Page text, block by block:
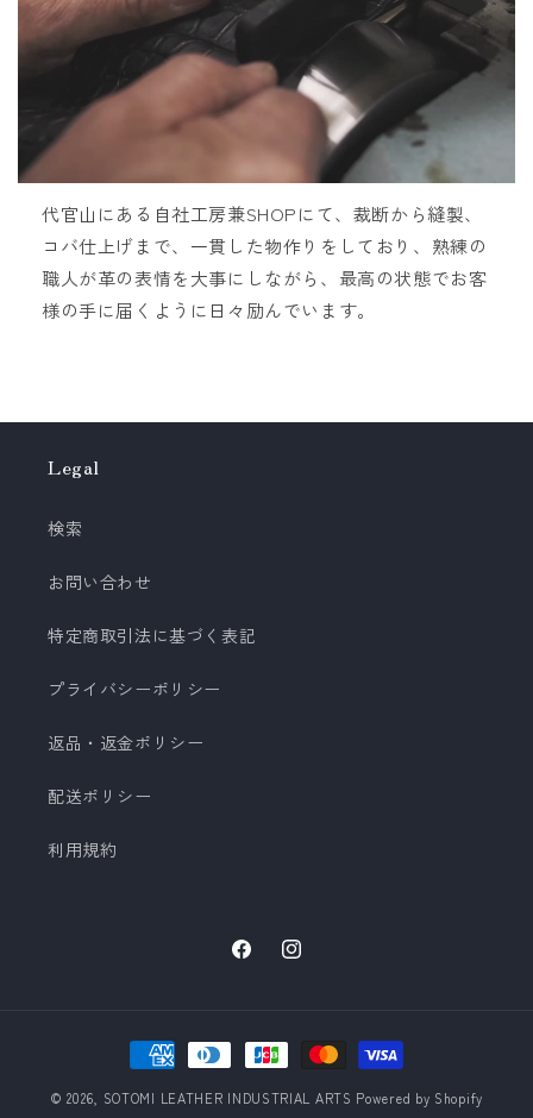
代官山にある自社工房兼SHOPにて、裁断から縫製、
コバ仕上げまで、一貫した物作りをしており、熟練の
職人が革の表情を大事にしながら、最高の状態でお客
様の手に届くように日々励んでいます。
Legal
検索
お問い合わせ
特定商取引法に基づく表記
プライバシーポリシー
返品・返金ポリシー
配送ポリシー
利用規約
FacebookInstagram
決
済
方
© 2026, SOTOMI LEATHER INDUSTRIAL ARTS Powered by Shopify